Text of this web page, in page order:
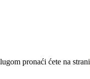
pronaći ćete na strani